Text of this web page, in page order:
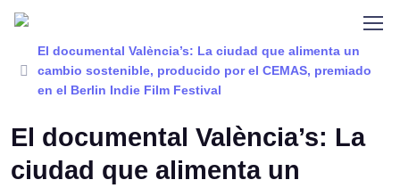
Home
El documental València’s: La ciudad que alimenta un
cambio sostenible, producido por el CEMAS, premiado
en el Berlin Indie Film Festival
El documental València’s: La
ciudad que alimenta un